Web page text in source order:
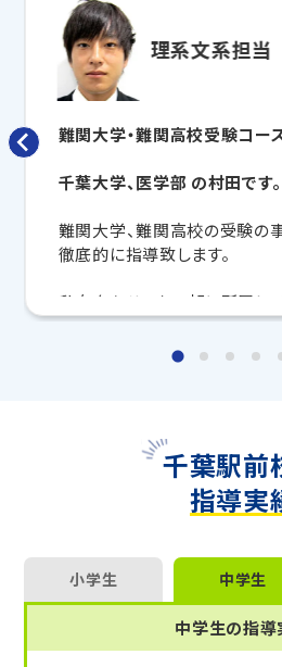
します。
「定期テストの点数を上げたい
い」「受験に向けて本格的に準
◆ 2026年度入試 合格実
さまが合格を勝ちとっています。
際基督教大、明治大、青山学院
田高、青山学院高等部、柏陽高
義塾高、法政大第二高、船橋高
戸高、千葉東高、佐倉高、県立
稲田大本庄高、栄東高、立教新
理系文系
難関大学・難関高校受験コー
千葉大学、医学部 の村田です。
難関大学、難関高校の受験の
徹底的に指導致します。
私自身もサッカー部に所属し
強の両立は大変です。
しかし、身に着く勉強方法と
都度遠慮なく聞いてください。
その子に合わせて、勉強方法
私と一緒に頑張りましょう。
【指導科目】
英語全般、数学Ⅰ、Ⅱ、Ⅲ、A、B
文、古文、漢文、地理
千葉駅前
指導実
小学生 中学生
中学生の指導